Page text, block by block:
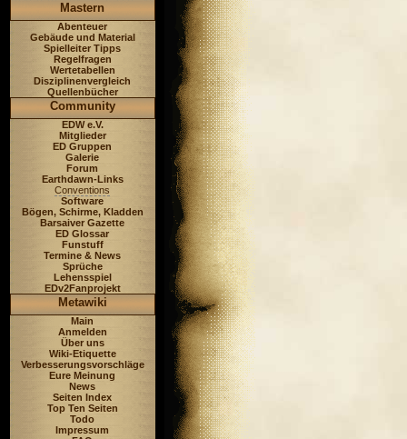
Mastern
Abenteuer
Gebäude und Material
Spielleiter Tipps
Regelfragen
Wertetabellen
Disziplinenvergleich
Quellenbücher
Community
EDW e.V.
Mitglieder
ED Gruppen
Galerie
Forum
Earthdawn-Links
Conventions
Software
Bögen, Schirme, Kladden
Barsaiver Gazette
ED Glossar
Funstuff
Termine & News
Sprüche
Lehensspiel
EDv2Fanprojekt
Metawiki
Main
Anmelden
Über uns
Wiki-Etiquette
Verbesserungsvorschläge
Eure Meinung
News
Seiten Index
Top Ten Seiten
Todo
Impressum